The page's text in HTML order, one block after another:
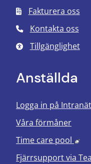
Fakturera oss
Kontakta oss
Tillgänglighet
Anställda
Logga in på
Våra förmåner
Time care pool
Fjärrsupport via